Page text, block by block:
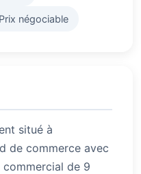
Prix négociable
situé à
de commerce avec
de 9